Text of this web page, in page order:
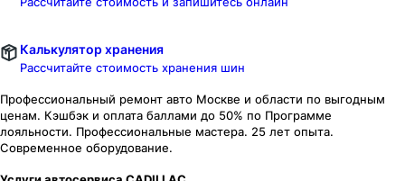
Калькулятор хранения
Рассчитайте стоимость хранения шин
Профессиональный ремонт авто Москве и области по выгодным
ценам. Кэшбэк и оплата баллами до 50% по Программе
лояльности. Профессиональные мастера. 25 лет опыта.
Современное оборудование.